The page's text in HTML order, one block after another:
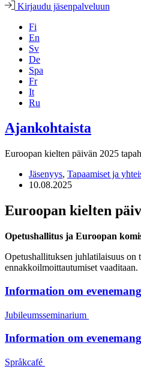
Kirjaudu jäsenpalveluun
Fi
En
Sv
De
Spa
Fr
It
Ru
Ajankohtaista
Euroopan kielten päivän 2025
Jäsenyys, Tapaamiset ja
10.08.2025
Euroopan kielten
Opetushallitus ja Euroopan
Opetushallituksen juhlatilaisuus
ennakkoilmoittautumiset vaaditaan.
Information om
Jubileumsseminarium
Information om
Språkcafé